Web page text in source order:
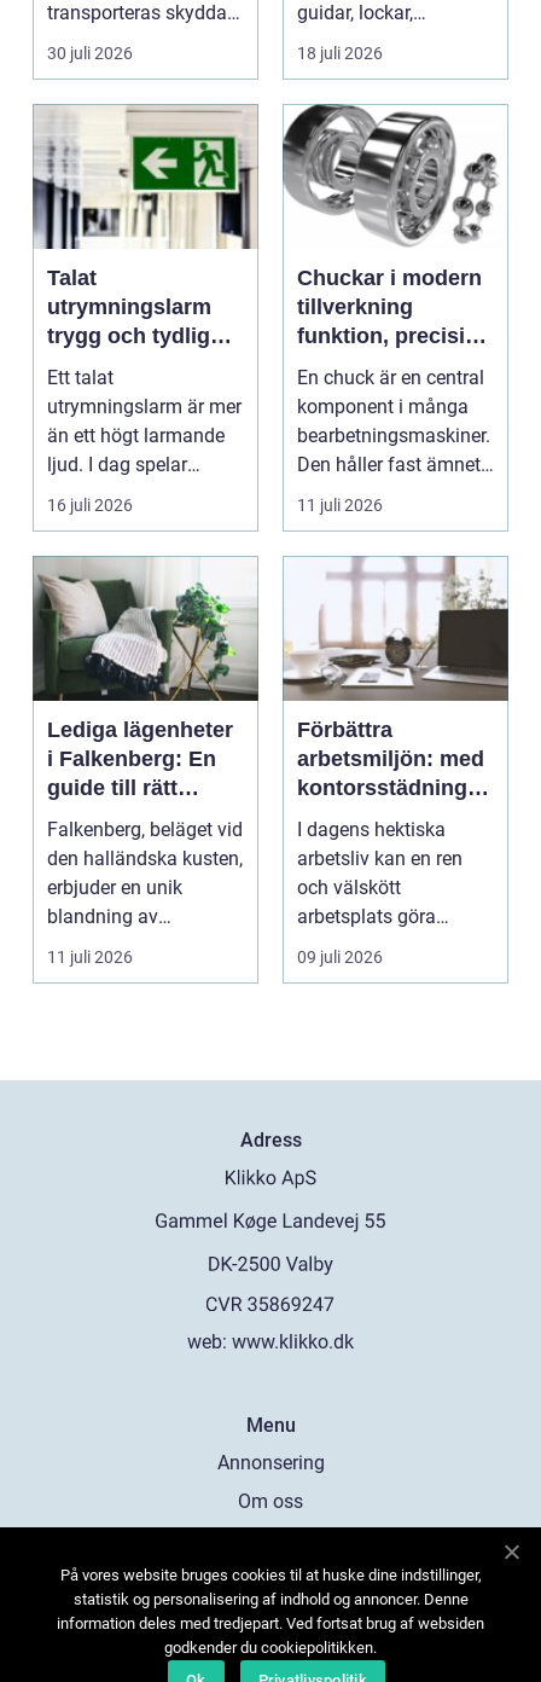
transporteras skyddat
mot väder, insyn o...
30 juli 2026
guidar, lockar,
inspirerar och skap...
18 juli 2026
Talat
utrymningslarm
trygg och tydlig
vägledning vid kris
Ett talat
utrymningslarm är mer
än ett högt larmande
ljud. I dag spelar
tydliga
röstmeddelanden en
a...
16 juli 2026
Chuckar i modern
tillverkning
funktion, precision
och smarta val
En chuck är en central
komponent i många
bearbetningsmaskiner.
Den håller fast ämnet
eller verktyget...
11 juli 2026
Lediga lägenheter
i Falkenberg: En
guide till rätt
bostad för dig
Falkenberg, beläget vid
den halländska kusten,
erbjuder en unik
blandning av
naturskö...
11 juli 2026
Förbättra
arbetsmiljön: med
kontorsstädning i
Stockholm
I dagens hektiska
arbetsliv kan en ren
och välskött
arbetsplats göra
underverk fö...
09 juli 2026
Adress
web: www.klikko.dk
Menu
Annonsering
Om oss
Kontakta oss
Sitemap
På vores website bruges cookies til at huske dine indstillinger,
statistik og personalisering af indhold og annoncer. Denne
information deles med tredjepart. Ved fortsat brug af websiden
godkender du cookiepolitikken.